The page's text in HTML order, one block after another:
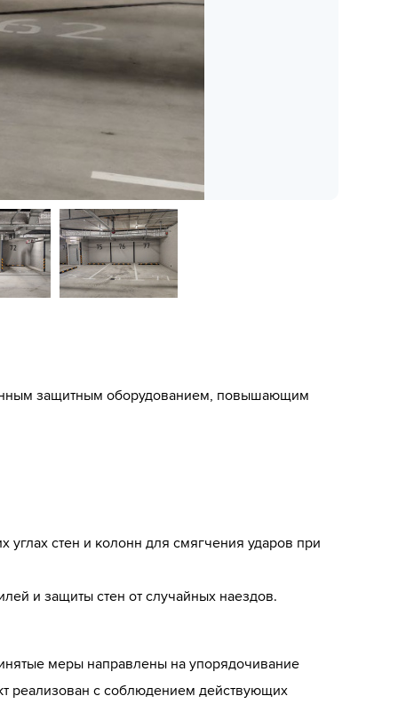
защитным оборудованием, повышающим
стен и колонн для смягчения ударов при
и защиты стен от случайных наездов.
меры направлены на упорядочивание
реализован с соблюдением действующих